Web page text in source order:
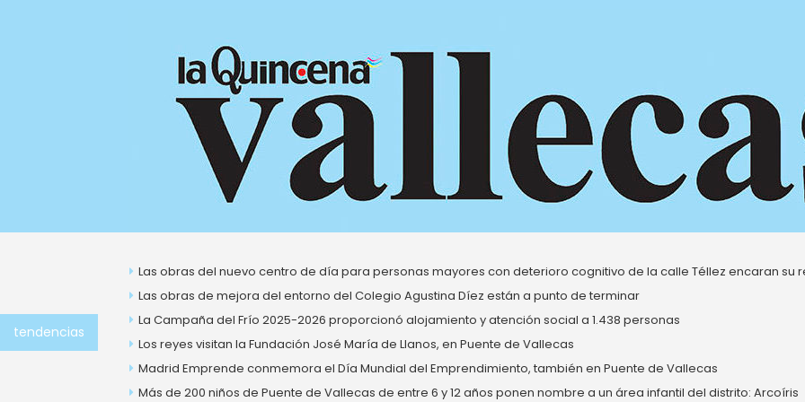
tendencias
Las obras del nuevo centro de día para personas mayores con deterioro cognitivo de la calle Téllez encaran su
Las obras de mejora del entorno del Colegio Agustina Díez están a punto de terminar
La Campaña del Frío 2025-2026 proporcionó alojamiento y atención social a 1.438 personas
Los reyes visitan la Fundación José María de Llanos, en Puente de Vallecas
Madrid Emprende conmemora el Día Mundial del Emprendimiento, también en Puente de Vallecas
Más de 200 niños de Puente de Vallecas de entre 6 y 12 años ponen nombre a un área infantil del distrito: Arcoíris